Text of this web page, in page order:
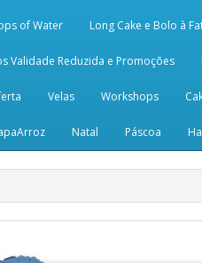
of Water Long Cake e Bolo à
Validade Reduzida e Promoções
Velas Workshops
Natal Páscoa